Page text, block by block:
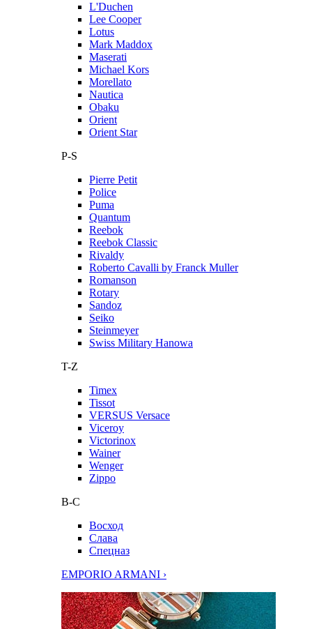
L'Duchen
Lee Cooper
Lotus
Mark Maddox
Maserati
Michael Kors
Morellato
Nautica
Obaku
Orient
Orient Star
P-S
Pierre Petit
Police
Puma
Quantum
Reebok
Reebok Classic
Rivaldy
Roberto Cavalli by Franck Muller
Romanson
Rotary
Sandoz
Seiko
Steinmeyer
Swiss Military Hanowa
T-Z
Timex
Tissot
VERSUS Versace
Viceroy
Victorinox
Wainer
Wenger
Zippo
В-С
Восход
Слава
Спецназ
EMPORIO ARMANI ›